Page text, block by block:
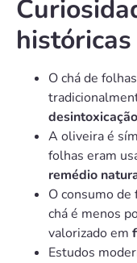
históricas
O chá de
A oliveira é
folhas eram
remédio
O consumo de
chá é menos
valorizado em
Estudos